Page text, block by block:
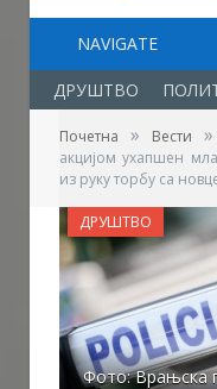
NAVIGATE
ДРУШТВО
Почетна » Вести »
акцијом ухапшен
из руку торбу са
Фото: Врањска
ДРУШТВО